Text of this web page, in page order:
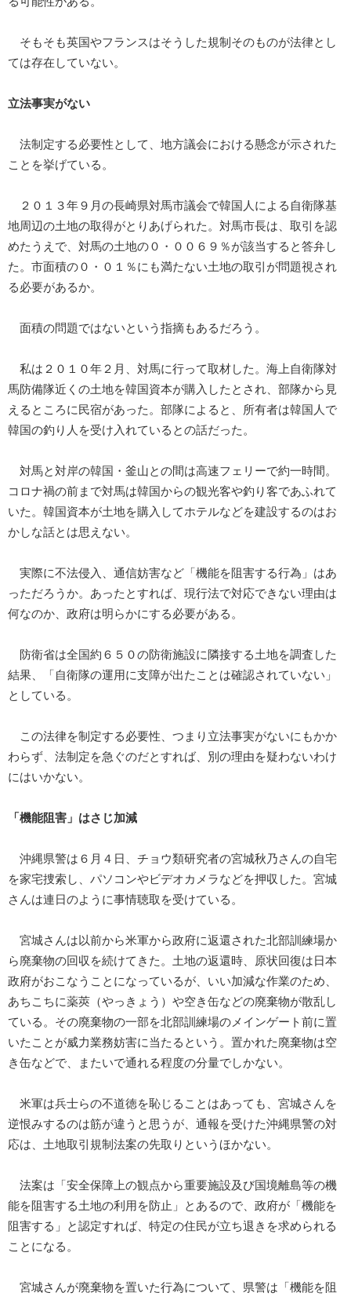
そもそも英国やフランスはそうした規制そのものが法律とし
ては存在していない。
立法事実がない
法制定する必要性として、地方議会における懸念が示された
ことを挙げている。
２０１３年９月の長崎県対馬市議会で韓国人による自衛隊基
地周辺の土地の取得がとりあげられた。対馬市長は、取引を認
めたうえで、対馬の土地の０・００６９％が該当すると答弁し
た。市面積の０・０１％にも満たない土地の取引が問題視され
る必要があるか。
面積の問題ではないという指摘もあるだろう。
私は２０１０年２月、対馬に行って取材した。海上自衛隊対
馬防備隊近くの土地を韓国資本が購入したとされ、部隊から見
えるところに民宿があった。部隊によると、所有者は韓国人で
韓国の釣り人を受け入れているとの話だった。
対馬と対岸の韓国・釜山との間は高速フェリーで約一時間。
コロナ禍の前まで対馬は韓国からの観光客や釣り客であふれて
いた。韓国資本が土地を購入してホテルなどを建設するのはお
かしな話とは思えない。
実際に不法侵入、通信妨害など「機能を阻害する行為」はあ
っただろうか。あったとすれば、現行法で対応できない理由は
何なのか、政府は明らかにする必要がある。
防衛省は全国約６５０の防衛施設に隣接する土地を調査した
結果、「自衛隊の運用に支障が出たことは確認されていない」
としている。
この法律を制定する必要性、つまり立法事実がないにもかか
わらず、法制定を急ぐのだとすれば、別の理由を疑わないわけ
にはいかない。
「機能阻害」はさじ加減
沖縄県警は６月４日、チョウ類研究者の宮城秋乃さんの自宅
を家宅捜索し、パソコンやビデオカメラなどを押収した。宮城
さんは連日のように事情聴取を受けている。
宮城さんは以前から米軍から政府に返還された北部訓練場か
ら廃棄物の回収を続けてきた。土地の返還時、原状回復は日本
政府がおこなうことになっているが、いい加減な作業のため、
あちこちに薬莢（やっきょう）や空き缶などの廃棄物が散乱し
ている。その廃棄物の一部を北部訓練場のメインゲート前に置
いたことが威力業務妨害に当たるという。置かれた廃棄物は空
き缶などで、またいで通れる程度の分量でしかない。
米軍は兵士らの不道徳を恥じることはあっても、宮城さんを
逆恨みするのは筋が違うと思うが、通報を受けた沖縄県警の対
応は、土地取引規制法案の先取りというほかない。
法案は「安全保障上の観点から重要施設及び国境離島等の機
能を阻害する土地の利用を防止」とあるので、政府が「機能を
阻害する」と認定すれば、特定の住民が立ち退きを求められる
ことになる。
宮城さんが廃棄物を置いた行為について、県警は「機能を阻